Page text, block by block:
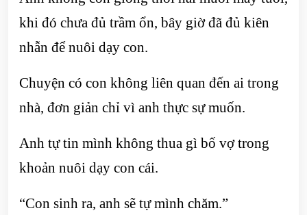
khi đó chưa đủ trầm ổn, bây giờ đã đủ kiên
nhẫn để nuôi dạy con.
Chuyện có con không liên quan đến ai trong
nhà, đơn giản chỉ vì anh thực sự muốn.
Anh tự tin mình không thua gì bố vợ trong
khoản nuôi dạy con cái.
“Con sinh ra, anh sẽ tự mình chăm.”